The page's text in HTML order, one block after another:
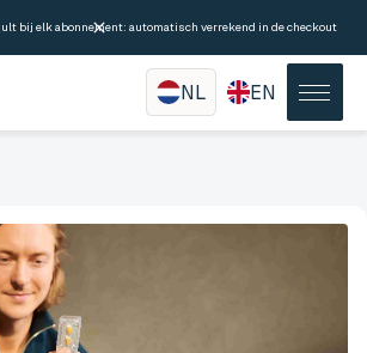
bij elk abonnement: automatisch verrekend in de checkout
NL EN